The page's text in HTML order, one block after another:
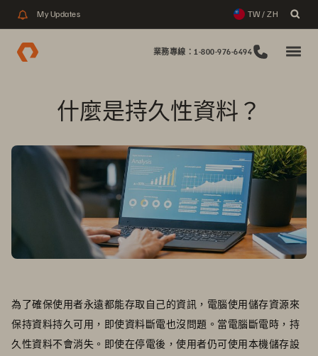
My Updates TW / ZH
業務專線：1-800-976-6494
什麼是持久性資料？
為了確保使用者永遠都能存取自己的資訊，電腦使用儲存資源來
保持資料持久可用，即使資料斷電也沒問題。當電腦斷電時，持
久性資料不會消失。即使在停電後，使用者仍可使用本機儲存設